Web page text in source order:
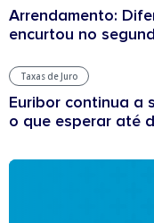
Arrendamento:
encurtou no
Taxas de Juro
Euribor continua a
o que esperar até